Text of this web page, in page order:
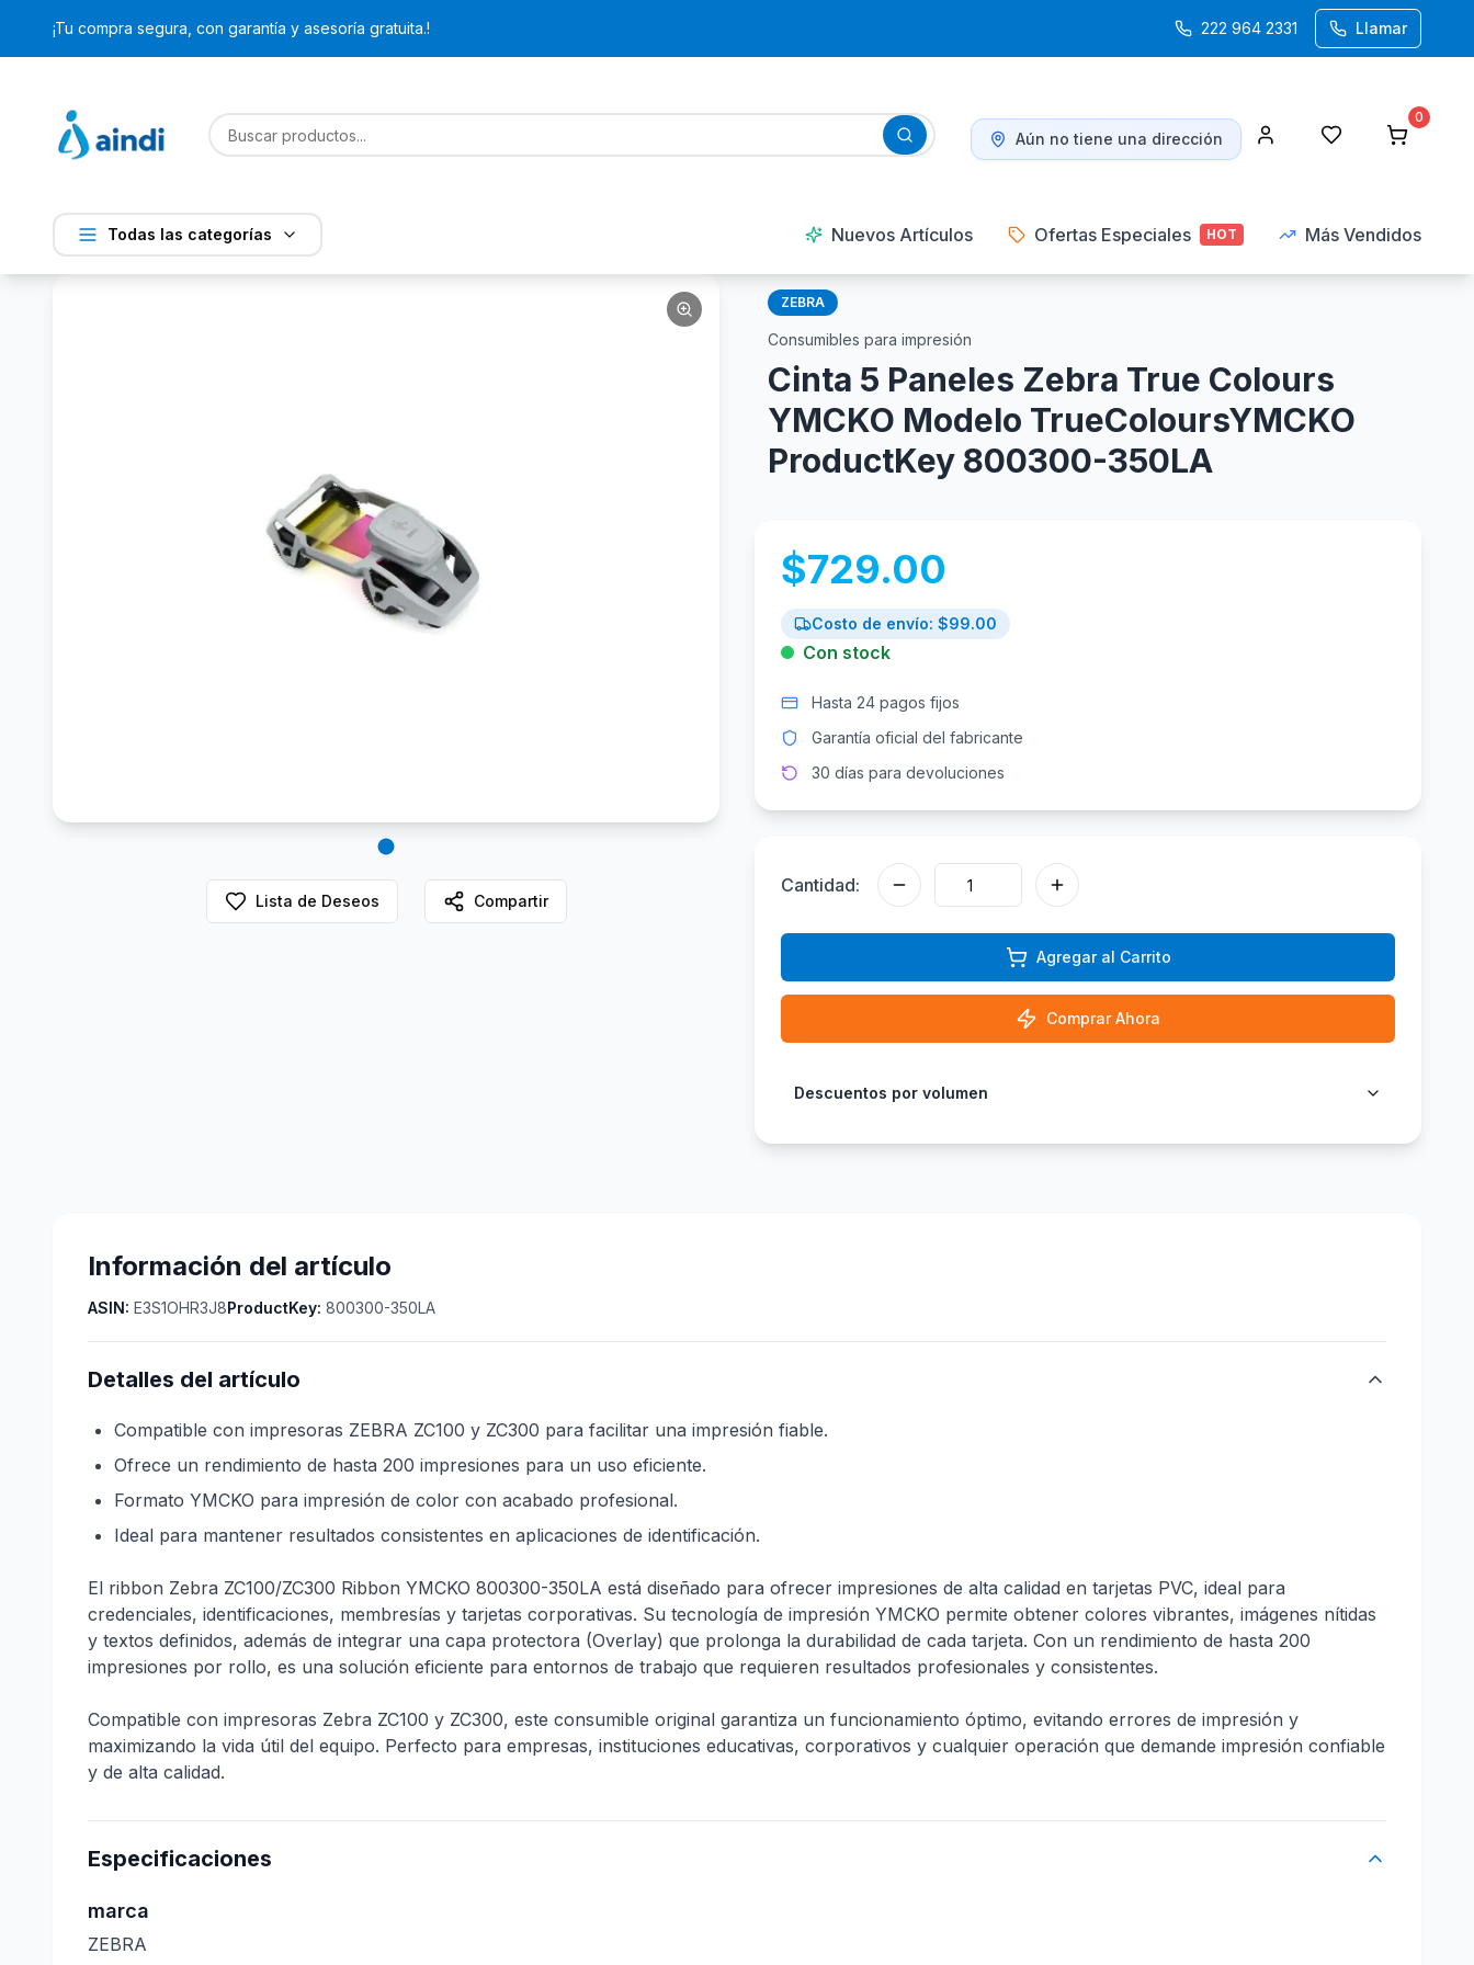
¡Tu compra segura, con garantía y asesoría gratuita.! 222 964 2331 Llamar
Aún no tiene una dirección
0
Todas las categorías Nuevos Artículos Ofertas Especiales HOT Más Vendidos
Lista de Deseos Compartir
ZEBRA
Consumibles para impresión
Cinta 5 Paneles Zebra True Colours
YMCKO Modelo TrueColoursYMCKO
ProductKey 800300-350LA
$729.00
Costo de envío: $99.00
Con stock
Hasta 24 pagos fijos
Garantía oficial del fabricante
30 días para devoluciones
Cantidad:
Agregar al Carrito
Comprar Ahora
Descuentos por volumen
Información del artículo
ASIN: E3S1OHR3J8ProductKey: 800300-350LA
Detalles del artículo
Compatible con impresoras ZEBRA ZC100 y ZC300 para facilitar una impresión fiable.
Ofrece un rendimiento de hasta 200 impresiones para un uso eficiente.
Formato YMCKO para impresión de color con acabado profesional.
Ideal para mantener resultados consistentes en aplicaciones de identificación.
El ribbon Zebra ZC100/ZC300 Ribbon YMCKO 800300-350LA está diseñado para ofrecer impresiones de alta calidad en tarjetas PVC, ideal para
credenciales, identificaciones, membresías y tarjetas corporativas. Su tecnología de impresión YMCKO permite obtener colores vibrantes, imágenes nítidas
y textos definidos, además de integrar una capa protectora (Overlay) que prolonga la durabilidad de cada tarjeta. Con un rendimiento de hasta 200
impresiones por rollo, es una solución eficiente para entornos de trabajo que requieren resultados profesionales y consistentes.
Compatible con impresoras Zebra ZC100 y ZC300, este consumible original garantiza un funcionamiento óptimo, evitando errores de impresión y
maximizando la vida útil del equipo. Perfecto para empresas, instituciones educativas, corporativos y cualquier operación que demande impresión confiable
y de alta calidad.
Especificaciones
marca
ZEBRA